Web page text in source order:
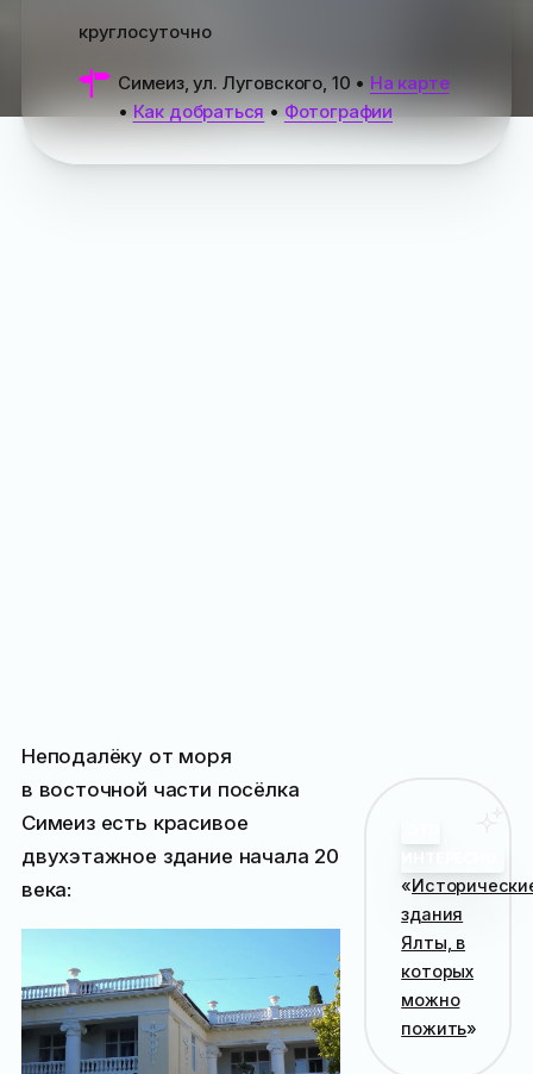
круглосуточно
Симеиз, ул. Луговского, 10 • На карте
•Как добраться•Фотографии
Неподалёку от моря
в восточной части посёлка
Симеиз есть красивое
двухэтажное здание начала 20
века:
«
здания
Ялты, в
которых
можно
пожить»